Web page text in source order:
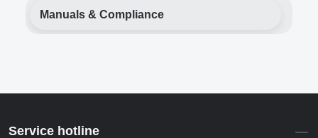
Manuals & Compliance
Service hotline